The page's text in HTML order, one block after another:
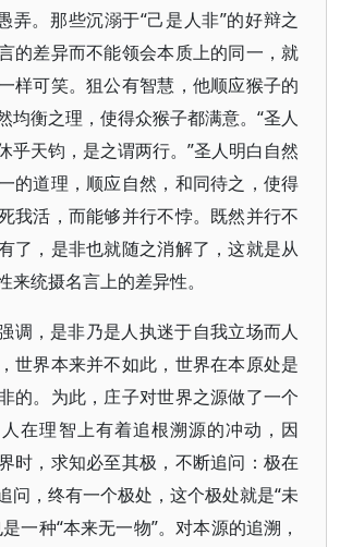
弄。那些沉溺于“己是人非”的好辩之
的差异而不能领会本质上的同一，就
样可笑。狙公有智慧，他顺应猴子的
均衡之理，使得众猴子都满意。“圣人
乎天钧，是之谓两行。”圣人明白自然
的道理，顺应自然，和同待之，使得
我活，而能够并行不悖。既然并行不
了，是非也就随之消解了，这就是从
来统摄名言上的差异性。
调，是非乃是人执迷于自我立场而人
世界本来并不如此，世界在本原处是
的。为此，庄子对世界之源做了一个
在理智上有着追根溯源的冲动，因
时，求知必至其极，不断追问：极在
问，终有一个极处，这个极处就是“未
一种“本来无一物”。对本源的追溯，